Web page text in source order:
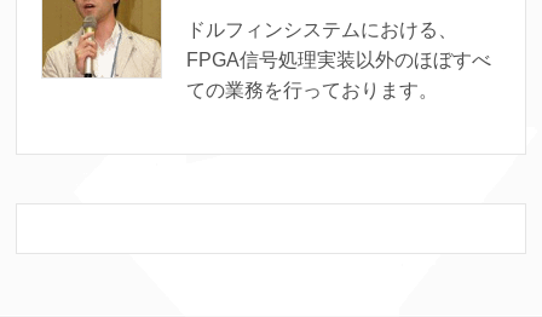
ドルフィンシステムにおける、
FPGA信号処理実装以外のほぼすべ
ての業務を行っております。